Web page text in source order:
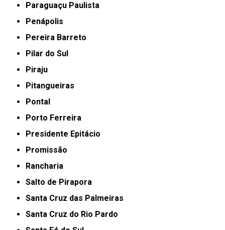
Paraguaçu Paulista
Penápolis
Pereira Barreto
Pilar do Sul
Piraju
Pitangueiras
Pontal
Porto Ferreira
Presidente Epitácio
Promissão
Rancharia
Salto de Pirapora
Santa Cruz das Palmeiras
Santa Cruz do Rio Pardo